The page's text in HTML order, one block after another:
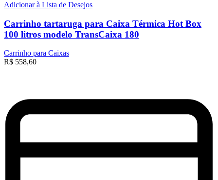
Adicionar à Lista de Desejos
Carrinho tartaruga para Caixa Térmica Hot Box
100 litros modelo TransCaixa 180
Carrinho para Caixas
R$ 558,60